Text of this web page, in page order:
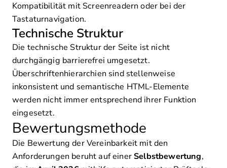
Kompatibilität mit Screenreadern oder bei der
Tastaturnavigation.
Technische Struktur
Die technische Struktur der Seite ist nicht
durchgängig barrierefrei umgesetzt.
Überschriftenhierarchien sind stellenweise
inkonsistent und semantische HTML-Elemente
werden nicht immer entsprechend ihrer Funktion
eingesetzt.
Bewertungsmethode
Die Bewertung der Vereinbarkeit mit den
Anforderungen beruht auf einerSelbstbewertung,